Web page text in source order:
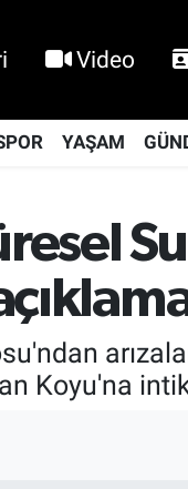
Video
YAŞAM
Koyu'na